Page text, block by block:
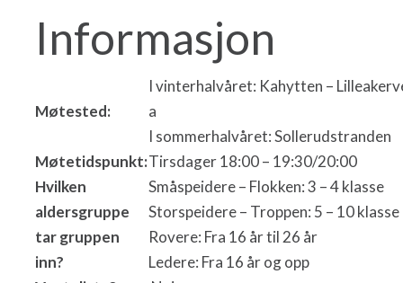
Informasjon
Møtested:
I vinterhalvåret: Kahytten –
a
I sommerhalvåret: Sollerudstranden
Møtetidspunkt:Tirsdager 18:00 – 19:30/20:00
Hvilken
aldersgruppe
tar gruppen
inn?
Småspeidere – Flokken: 3 – 4 klasse
Storspeidere – Troppen: 5 – 10 klasse
Rovere: Fra 16 år til 26 år
Ledere: Fra 16 år og opp